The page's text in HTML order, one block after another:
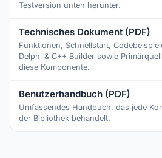
Testversion unten herunter.
Technisches Dokument (PDF)
Funktionen, Schnellstart,
Delphi & C++ Builder sowie
diese Komponente.
Benutzerhandbuch (PDF)
Umfassendes Handbuch, das jede
der Bibliothek behandelt.